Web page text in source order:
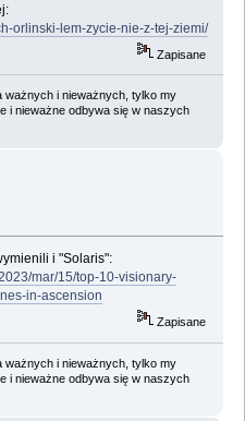
orlinski-lem-zycie-nie-z-tej-ziemi/
Zapisane
i nieważnych, tylko my
i nieważne odbywa się w naszych
i "Solaris":
mar/15/top-10-visionary-
in-ascension
Zapisane
i nieważnych, tylko my
i nieważne odbywa się w naszych